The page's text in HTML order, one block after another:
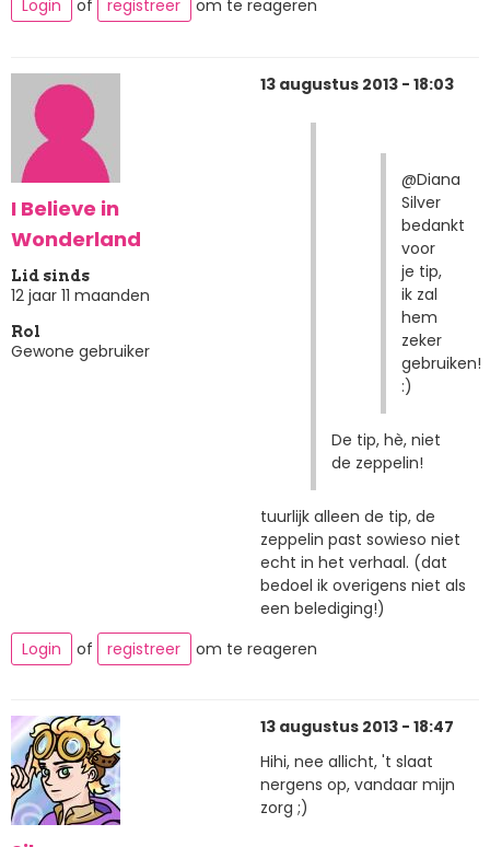
Login of registreer om te reageren
I Believe in
Wonderland
Lid sinds
12 jaar 11 maanden
Rol
Gewone gebruiker
13 augustus 2013 - 18:03
@Diana
Silver
bedankt
voor
je tip,
ik zal
hem
zeker
gebruiken!
:)
De tip, hè, niet
de zeppelin!
tuurlijk alleen de tip, de
zeppelin past sowieso niet
echt in het verhaal. (dat
bedoel ik overigens niet als
een belediging!)
Login
of registreer om te reageren
13 augustus 2013 - 18:47
Hihi, nee allicht, 't slaat
nergens op, vandaar mijn
zorg ;)